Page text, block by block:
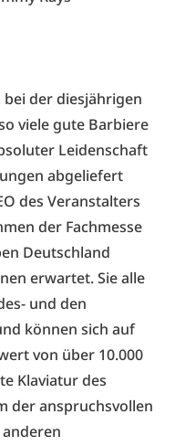
bei der diesjährigen
viele gute Barbiere
Leidenschaft
abgeliefert
des Veranstalters
der Fachmesse
Deutschland
erwartet. Sie alle
und den
können sich auf
von über 10.000
Klaviatur des
der anspruchsvollen